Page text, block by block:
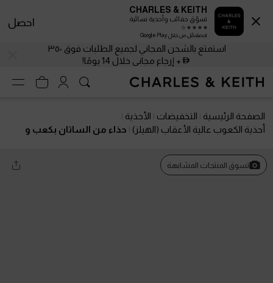
استمتع بالشحن المجاني لجميع الطلبات فوق ٣٥٠
+ إرجاع مجاني خلال 14 يومًا!
الصفحة الرئيسية التخفيضات
الأحذية
أحذية الكعوب عالية الأعقاب (الهيلز)
حذاء من الساتان بكعب و
تسوق المنتجات المشابهة
CHARLES & KEITH
تسوّق حقائب وأحذية نسائية
احصلحمّل من خلال Google Play
احصل